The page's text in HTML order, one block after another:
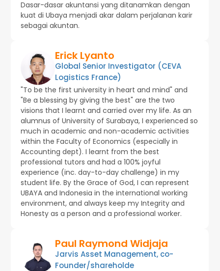
Dasar-dasar akuntansi yang ditanamkan dengan
kuat di Ubaya menjadi akar dalam perjalanan karir
sebagai akuntan.
"To be the first university in heart and mind" and
"Be a blessing by giving the best" are the two
visions that I learnt and carried over my life. As an
alumnus of University of Surabaya, I experienced so
much in academic and non-academic activities
within the Faculty of Economics (especially in
Accounting dept). I learnt from the best
professional tutors and had a 100% joyful
experience (inc. day-to-day challenge) in my
student life. By the Grace of God, I can represent
UBAYA and Indonesia in the international working
environment, and always keep my Integrity and
Honesty as a person and a professional worker.
Erick Lyanto
Global Senior Investigator (CEVA
Logistics France)
Paul Raymond Widjaja
Jarvis Asset Management, co-
Founder/shareholde